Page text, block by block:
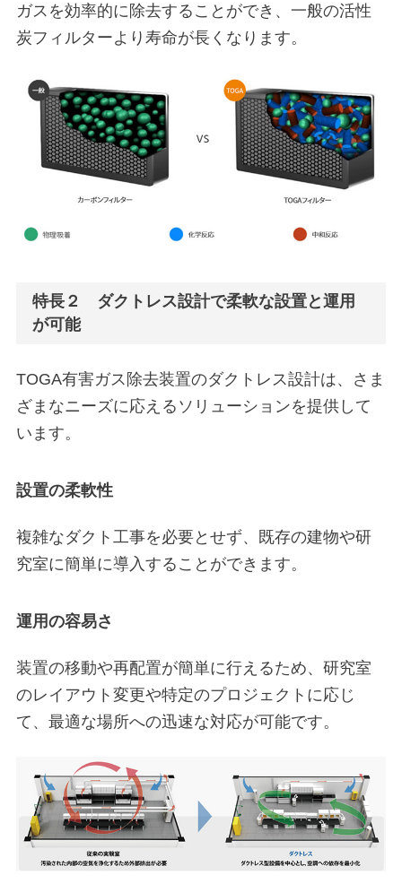
ガスを効率的に除去することができ、一般の活性
炭フィルターより寿命が長くなります。
特長２ ダクトレス設計で柔軟な設置と運用
が可能
TOGA有害ガス除去装置のダクトレス設計は、さま
ざまなニーズに応えるソリューションを提供して
います。
設置の柔軟性
複雑なダクト工事を必要とせず、既存の建物や研
究室に簡単に導入することができます。
運用の容易さ
装置の移動や再配置が簡単に行えるため、研究室
のレイアウト変更や特定のプロジェクトに応じ
て、最適な場所への迅速な対応が可能です。